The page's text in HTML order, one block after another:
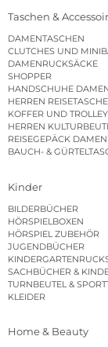
Taschen &
DAMENTASCHEN
CLUTCHES UND
DAMENRUCKSÄCKE
SHOPPER
HANDSCHUHE
HERREN
KOFFER UND
HERREN
REISEGEPÄCK DAMEN
BAUCH- &
Kinder
BILDERBÜCHER
HÖRSPIELBOXEN
HÖRSPIEL ZUBEHÖR
JUGENDBÜCHER
SACHBÜCHER &
TURNBEUTEL &
KLEIDER
Home & Beauty